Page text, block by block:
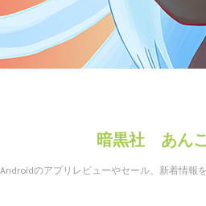
暗黒社 あん
Androidのアプリレビューやセール、新着情報